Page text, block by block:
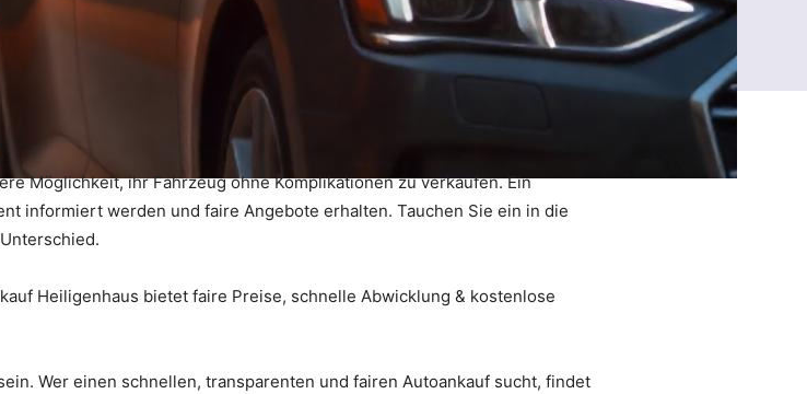
Möglichkeit, ihr Fahrzeug ohne Komplikationen zu verkaufen. Ein
informiert werden und faire Angebote erhalten. Tauchen Sie ein in die
Heiligenhaus bietet faire Preise, schnelle Abwicklung & kostenlose
Wer einen schnellen, transparenten und fairen Autoankauf sucht, findet